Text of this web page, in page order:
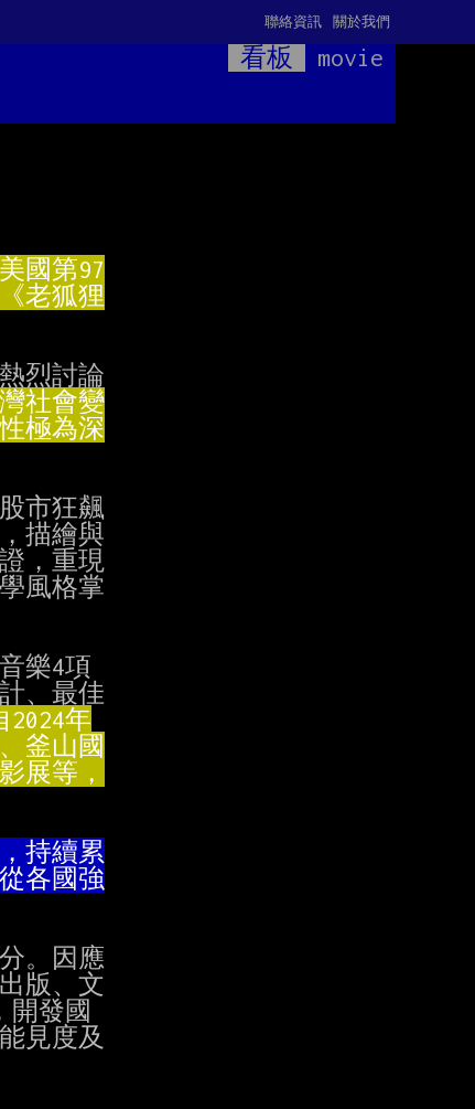
關於我們
聯絡資訊
看板
movie
烈討論
市狂飆
描繪與
，重現
風格掌
樂4項
、最佳
。因應
版、文
開發國
見度及